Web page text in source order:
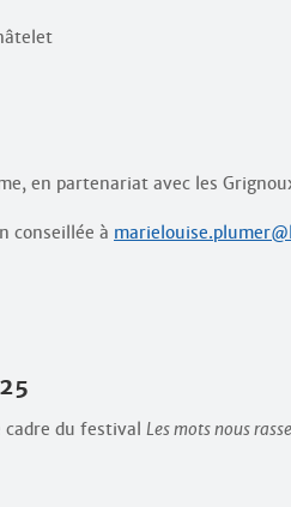
en partenariat avec les
conseillée à
cadre du festival Les mots nous